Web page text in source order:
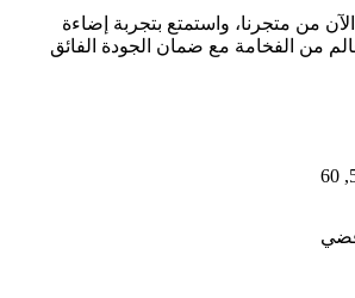
من متجرنا، واستمتع بتجربة إضاءة
من الفخامة مع ضمان الجودة الفائق
,
60